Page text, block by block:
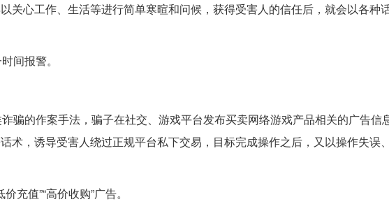
关心工作、生活等进行简单寒暄和问候，获得受害人的信任后，就会以各种
间报警。
骗的作案手法，骗子在社交、游戏平台发布买卖网络游戏产品相关的广告信
术，诱导受害人绕过正规平台私下交易，目标完成操作之后，又以操作失误
充值”“高价收购”广告。